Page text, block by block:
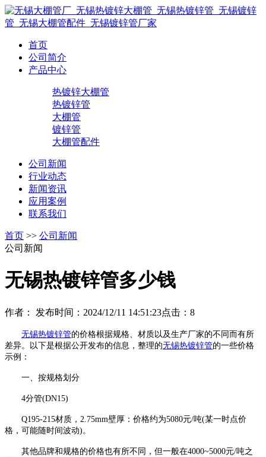
首页
公司简介
产品中心
热镀锌大棚管
热镀锌管
大棚管
镀锌管
大棚管配件
公司新闻
行业动态
新闻资讯
应用案例
联系我们
首页 >> 公司新闻
公司新闻
无锡热镀锌管多少钱
作者： 发布时间：2024/12/11 14:51:23点击： 8
无锡热镀锌管的价格根据规格、材质以及生产厂家的不同而有所
差异。以下是根据公开发布的信息，整理的无锡热镀锌管的一些价格
示例：
一、按规格划分
4分管(DN15)
Q195-215材质，2.75mm壁厚：价格约为5080元/吨(某一时点价
格，可能随时间波动)。
其他品牌和规格的价格也有所不同，但一般在4000~5000元/吨之